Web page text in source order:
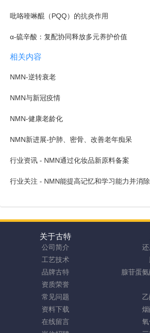
吡咯喹啉醌（PQQ）的抗炎作用
α-硫辛酸：复配协同释放多元养护价值
相关内容
NMN-逆转衰老
NMN与新冠疫情
NMN-健康老龄化
NMN新进展-护肺、密骨、改善老年痴呆
行业资讯 - NMN通过化妆品新原料备案
行业关注 - NMN能提高记忆和学习能力并消
关于古特
公司简介
工艺技术
品牌古特
资质荣誉
常见问题
资料下载
在线留言
腺苷蛋